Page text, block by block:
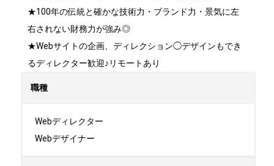
★100年の伝統と確かな技術力・ブランド力・景気に左
右されない財務力が強み◎
★Webサイトの企画、ディレクション◯デザインもでき
るディレクター歓迎♪リモートあり
職種
Webディレクター
Webデザイナー